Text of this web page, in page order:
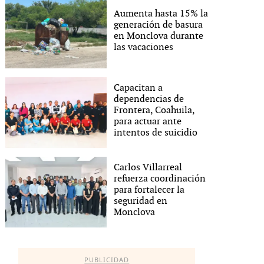
Aumenta hasta 15% la
generación de basura
en Monclova durante
las vacaciones
Capacitan a
dependencias de
Frontera, Coahuila,
para actuar ante
intentos de suicidio
Carlos Villarreal
refuerza coordinación
para fortalecer la
seguridad en
Monclova
PUBLICIDAD